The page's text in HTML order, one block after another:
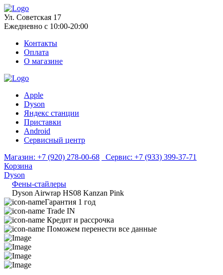
Ул. Советская 17
Ежедневно с 10:00-20:00
Контакты
Оплата
О магазине
Apple
Dyson
Яндекс станции
Приставки
Android
Сервисный центр
Магазин: +7 (920) 278-00-68 Сервис: +7 (933) 399-37-71
Корзина
Dyson
Фены-стайлеры
Dyson Airwrap HS08 Kanzan Pink
Гарантия 1 год
Trade IN
Кредит и рассрочка
Поможем перенести все данные